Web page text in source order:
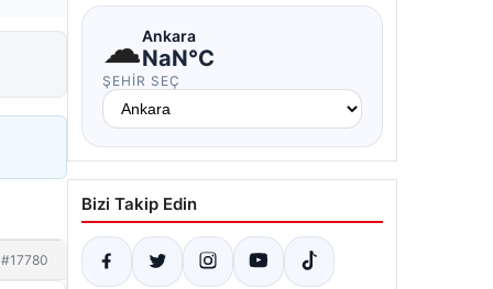
#17780
☁Ankara
NaN°C
ŞEHIR SEÇ
Bizi Takip Edin